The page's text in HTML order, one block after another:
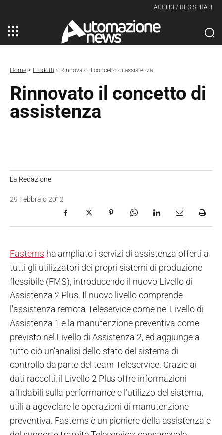
ACCEDI / REGISTRATI
Home Prodotti Rinnovato il concetto di assistenza
Rinnovato il concetto di
assistenza
La Redazione
29 Febbraio 2012
Fastems ha ampliato i servizi di assistenza offerti a
tutti gli utilizzatori dei propri sistemi di produzione
flessibile (FMS), introducendo il nuovo Livello di
Assistenza 2 Plus. Il nuovo livello comprende
l'assistenza remota Teleservice come nel Livello di
Assistenza 1 e la manutenzione preventiva come
previsto nel Livello di Assistenza 2, ed aggiunge a
tutto ciò un'analisi dello stato del sistema di
controllo da parte del team Teleservice. Grazie ai
dati raccolti, il Livello 2 Plus offre informazioni
affidabili sulla performance e l’utilizzo del sistema,
utili a agevolare le operazioni di manutenzione
preventiva. Fastems è un pioniere della assistenza e